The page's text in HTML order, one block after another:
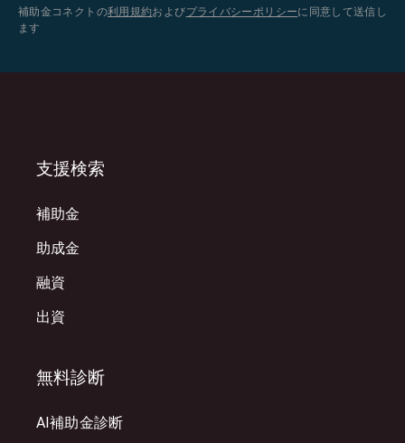
補助金コネクトの利用規約およびプライバシーポリシーに同意して送信し
ます
支援検索
補助金
助成金
融資
出資
無料診断
AI補助金診断